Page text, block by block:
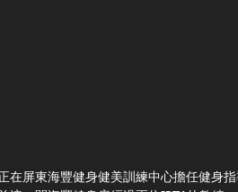
在屏東海豐健身健美訓練中心擔任健身